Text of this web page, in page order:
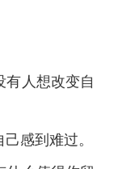
有人想改变自
感到难过。